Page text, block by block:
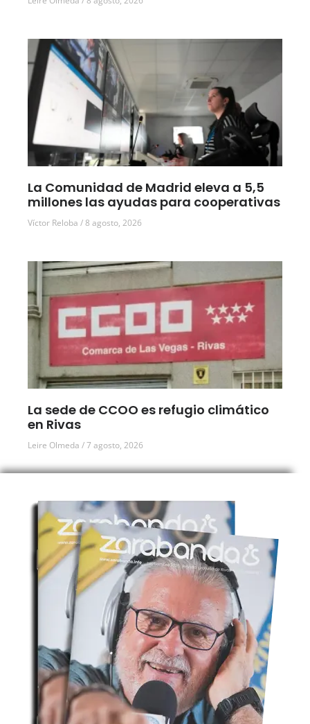
La Comunidad de Madrid eleva a 5,5
millones las ayudas para cooperativas
Víctor Reloba 8 agosto, 2026
La sede de CCOO es refugio climático
en Rivas
Leire Olmeda 7 agosto, 2026